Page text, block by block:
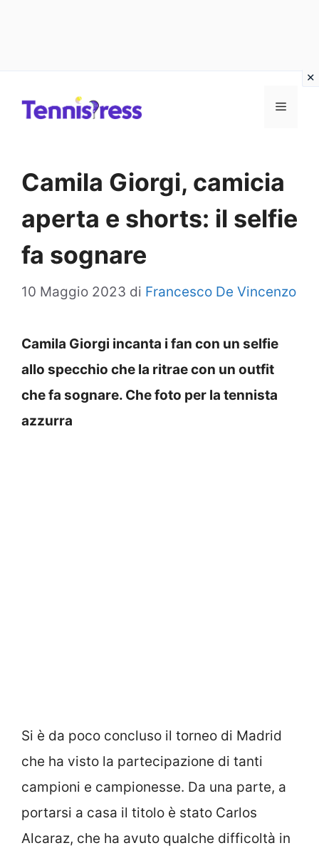
MENU
Camila Giorgi, camicia
aperta e shorts: il selfie
fa sognare
10 Maggio 2023 di Francesco De Vincenzo
Camila Giorgi incanta i fan con un selfie
allo specchio che la ritrae con un outfit
che fa sognare. Che foto per la tennista
azzurra
Si è da poco concluso il torneo di Madrid
che ha visto la partecipazione di tanti
campioni e campionesse. Da una parte, a
portarsi a casa il titolo è stato Carlos
Alcaraz, che ha avuto qualche difficoltà in